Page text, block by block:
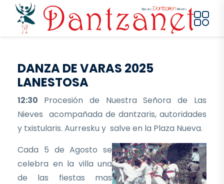
Pasar al contenido principal
DANZA DE VARAS 2025
LANESTOSA
12:30 Procesión de Nuestra Señora de Las
Nieves acompañada de dantzaris, autoridades
y txistularis. Aurresku y salve en la Plaza Nueva.
Cada 5 de Agosto se
celebra en la villa una
de las fiestas mas